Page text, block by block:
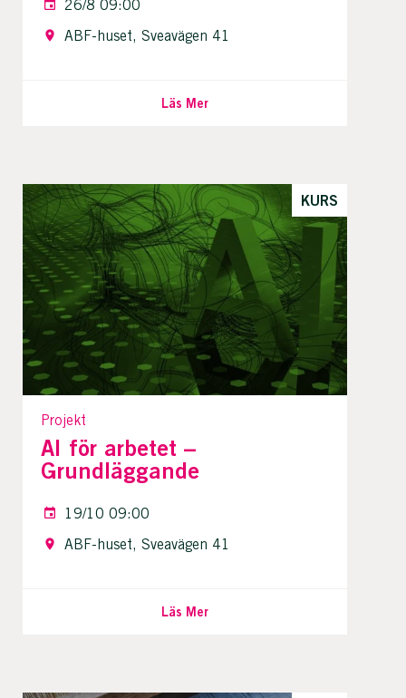
26/8 09:00
ABF-huset, Sveavägen 41
Läs Mer
KURS
Projekt
AI för arbetet –
Grundläggande
19/10 09:00
ABF-huset, Sveavägen 41
Läs Mer